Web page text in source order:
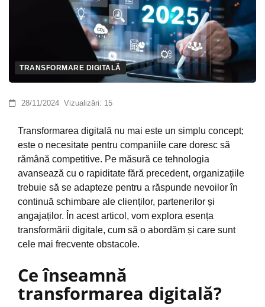
TRANSFORMARE DIGITALĂ
28/11/2024 Vizualizări: 15
Transformarea digitală nu mai este un simplu concept;
este o necesitate pentru companiile care doresc să
rămână competitive. Pe măsură ce tehnologia
avansează cu o rapiditate fără precedent, organizațiile
trebuie să se adapteze pentru a răspunde nevoilor în
continuă schimbare ale clienților, partenerilor și
angajaților. În acest articol, vom explora esența
transformării digitale, cum să o abordăm și care sunt
cele mai frecvente obstacole.
Ce înseamnă
transformarea digitală?